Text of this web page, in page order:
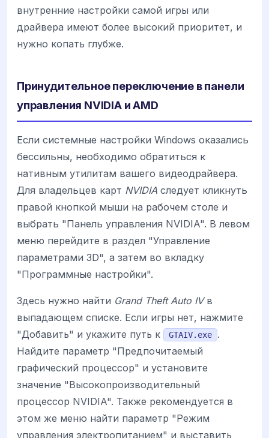
внутренние настройки самой игры или
драйвера имеют более высокий приоритет, и
нужно копать глубже.
Принудительное переключение в панели
управления NVIDIA и AMD
Если системные настройки Windows оказались
бессильны, необходимо обратиться к
нативным утилитам вашего видеодрайвера.
Для владельцев карт NVIDIA следует кликнуть
правой кнопкой мыши на рабочем столе и
выбрать "Панель управления NVIDIA". В левом
меню перейдите в раздел "Управление
параметрами 3D", а затем во вкладку
"Программные настройки".
Здесь нужно найти Grand Theft Auto IVв
выпадающем списке. Если игры нет, нажмите
"Добавить" и укажите путь к
GTAIV.exe
.
Найдите параметр "Предпочитаемый
графический процессор" и установите
значение "Высокопроизводительный
процессор NVIDIA". Также рекомендуется в
этом же меню найти параметр "Режим
управления электропитанием" и выставить